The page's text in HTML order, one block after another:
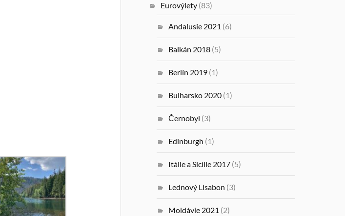
Eurovýlety (83)
Andalusie 2021 (6)
Balkán 2018 (5)
Berlín 2019 (1)
Bulharsko 2020 (1)
Černobyl (3)
Edinburgh (1)
Itálie a Sicílie 2017 (5)
Lednový Lisabon (3)
Moldávie 2021 (2)